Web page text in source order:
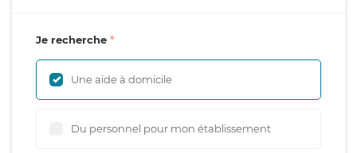
Je recherche
Une aide à domicile
Du personnel pour mon établissement